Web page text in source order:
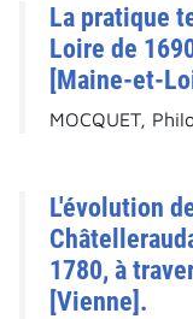
La pratique
Loire de
[Maine-et-
MOCQUET,
L'évolution
1780, à
[Vienne].